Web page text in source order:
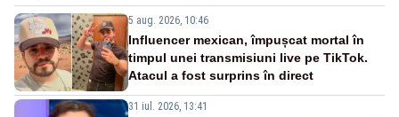
5 aug. 2026, 10:46
Influencer mexican, împușcat mortal în
timpul unei transmisiuni live pe TikTok.
Atacul a fost surprins în direct
31 iul. 2026, 13:41